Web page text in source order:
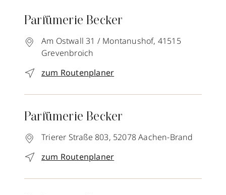
Parfümerie Becker
Am Ostwall 31 / Montanushof, 41515
Grevenbroich
zum Routenplaner
Parfümerie Becker
Trierer Straße 803, 52078Aachen-Brand
zum Routenplaner